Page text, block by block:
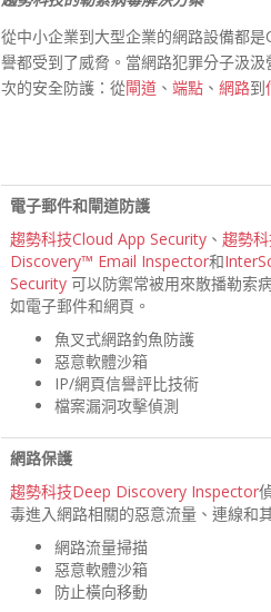
從中小企業到大型企業的網路設備都
譽都受到了威脅。當網路犯罪分子汲
次的安全防護：從閘道 、 端點 、 網路到
電子郵件和閘道防護
趨勢科技Cloud App Security 、 趨勢
Discovery™ Email Inspector和
Security 可以防禦常被用來散播勒索
如電子郵件和網頁。
魚叉式網路釣魚防護
惡意軟體沙箱
IP/網頁信譽評比技術
檔案漏洞攻擊偵測
網路保護
趨勢科技Deep Discovery Inspector
毒進入網路相關的惡意流量、連線和
網路流量掃描
惡意軟體沙箱
防止橫向移動